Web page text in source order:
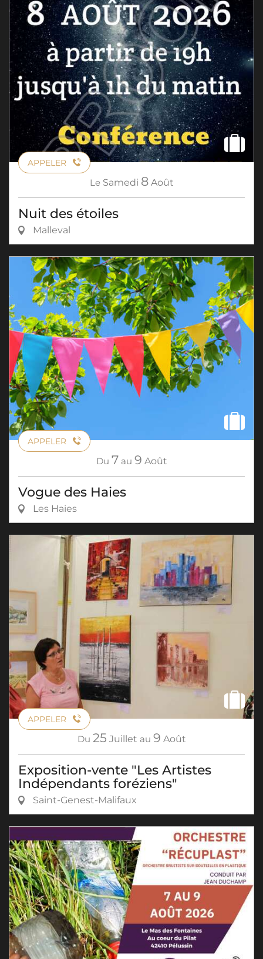
APPELER
Le Samedi 8 Août
Nuit des étoiles
Malleval
APPELER
Du 7 au 9 Août
Vogue des Haies
Les Haies
APPELER
Du 25 Juillet au 9 Août
Exposition-vente "Les Artistes
Indépendants foréziens"
Saint-Genest-Malifaux